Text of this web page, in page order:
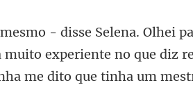
me dito que tinha um